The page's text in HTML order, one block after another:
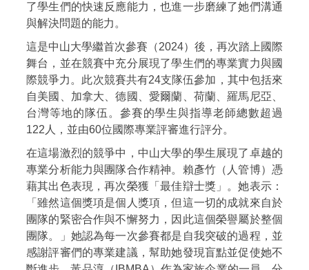
了學生們的快速反應能力，也進一步磨練了她們溝通
與解決問題的能力。
這是中山大學繼首次參賽（2024）後，再次踏上國際
舞台，並在競賽中充分展現了學生們的專業實力與國
際競爭力。此次競賽共有24支隊伍參加，其中包括來
自美國、加拿大、德國、愛爾蘭、荷蘭、羅馬尼亞、
台灣等地的隊伍。參賽的學生與指導老師總數超過
122人，並由60位國際專業評審進行評分。
在這場激烈的競爭中，中山大學的學生展現了卓越的
專業分析能力與團隊合作精神。賴彥竹（人管博）憑
藉其出色表現，再次榮獲「最佳辯士獎」。她表示：
「雖然這個獎項是個人獎項，但這一切的成就來自於
團隊的緊密合作與不懈努力，因此這個榮譽屬於整個
團隊。」她認為每一次參賽都是自我突破的過程，並
感謝評審們的專業建議，幫助她發現盲點並促使她不